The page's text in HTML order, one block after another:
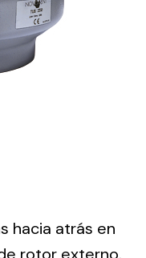
hacia atrás en